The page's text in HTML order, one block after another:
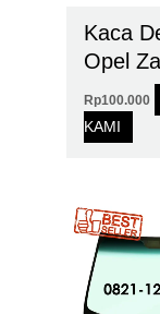
Kaca
Opel
Rp100.000
KAMI